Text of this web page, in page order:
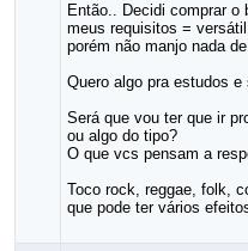
Então.. Decidi comprar o
meus requisitos =
porém não manjo nada
Quero algo pra estudos
Será que vou ter que ir
ou algo do tipo?
O que vcs pensam a
Toco rock, reggae, folk,
que pode ter vários